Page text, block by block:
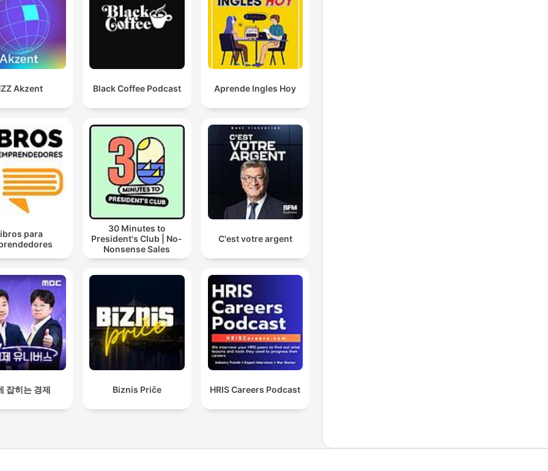
Akzent Black Coffee Podcast Aprende Ingles Hoy
para
30 Minutes to
President's Club | No-
Nonsense Sales
C'est votre argent
잡히는 경제 Biznis Priče HRIS Careers Podcast